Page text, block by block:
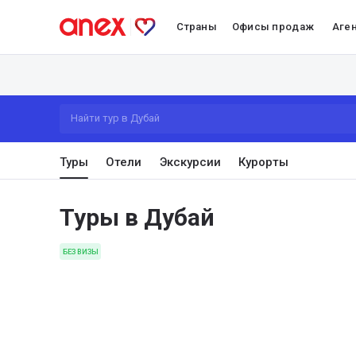
Страны Офисы продаж
Найти тур в Дубай
Туры Отели Экскурсии Курорты
Туры в Дубай
БЕЗ ВИЗЫ